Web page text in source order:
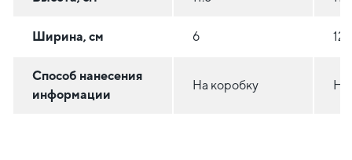
Ширина, см 6
Способ нанесения
информации
На коробку На